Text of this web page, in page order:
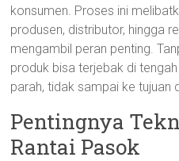
konsumen. Proses ini
produsen, distributor, hingga
mengambil peran penting.
produk bisa terjebak di
parah, tidak sampai ke tujuan
Pentingnya
Rantai Pasok